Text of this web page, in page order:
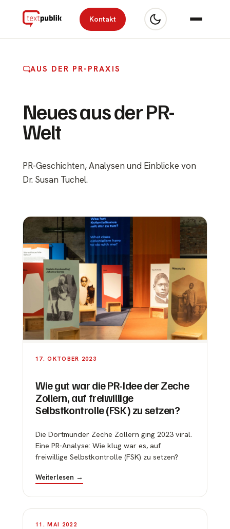
Kontakt
AUS DER PR-PRAXIS
Neues aus der PR-
Welt
PR-Geschichten, Analysen und Einblicke von
Dr. Susan Tuchel.
17. OKTOBER 2023
Wie gut war die PR-Idee der Zeche
Zollern, auf freiwillige
Selbstkontrolle (FSK) zu setzen?
Die Dortmunder Zeche Zollern ging 2023 viral.
Eine PR-Analyse: Wie klug war es, auf
freiwillige Selbstkontrolle (FSK) zu setzen?
Weiterlesen →
11. MAI 2022